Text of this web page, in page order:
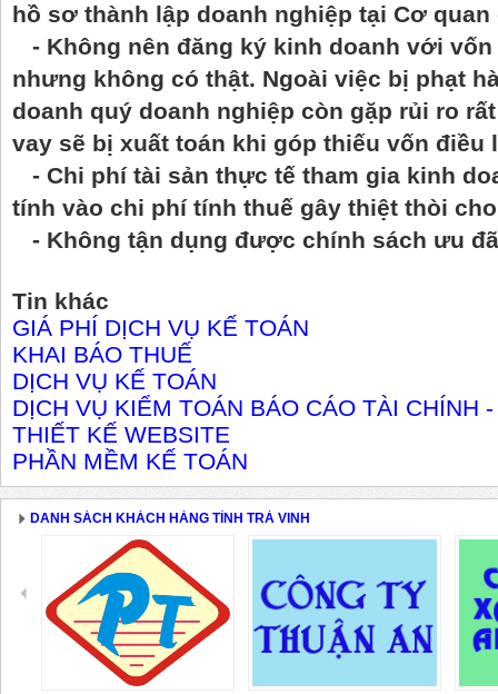
hồ sơ thành lập doanh nghiệp tại Cơ
- Không nên đăng ký kinh doanh với
nhưng không có thật. Ngoài việc bị phạt
doanh quý doanh nghiệp còn gặp rủi ro
vay sẽ bị xuất toán khi góp thiếu vốn điều
- Chi phí tài sản thực tế tham gia kinh
tính vào chi phí tính thuế gây thiệt thòi
- Không tận dụng được chính sách ưu
Tin khác
GIÁ PHÍ DỊCH VỤ KẾ TOÁN
KHAI BÁO THUẾ
DỊCH VỤ KẾ TOÁN
DỊCH VỤ KIỂM TOÁN BÁO CÁO TÀI CHÍNH
THIẾT KẾ WEBSITE
PHẦN MỀM KẾ TOÁN
DANH SÁCH KHÁCH HÀNG TỈNH TRÀ VINH